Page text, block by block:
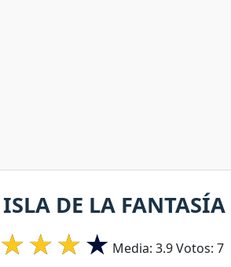
DE LA
Media: 3.9Votos: 7